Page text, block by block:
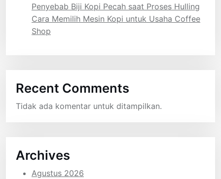
Penyebab Biji Kopi Pecah saat Proses Hulling
Cara Memilih Mesin Kopi untuk Usaha Coffee
Shop
Recent Comments
Tidak ada komentar untuk ditampilkan.
Archives
Agustus 2026